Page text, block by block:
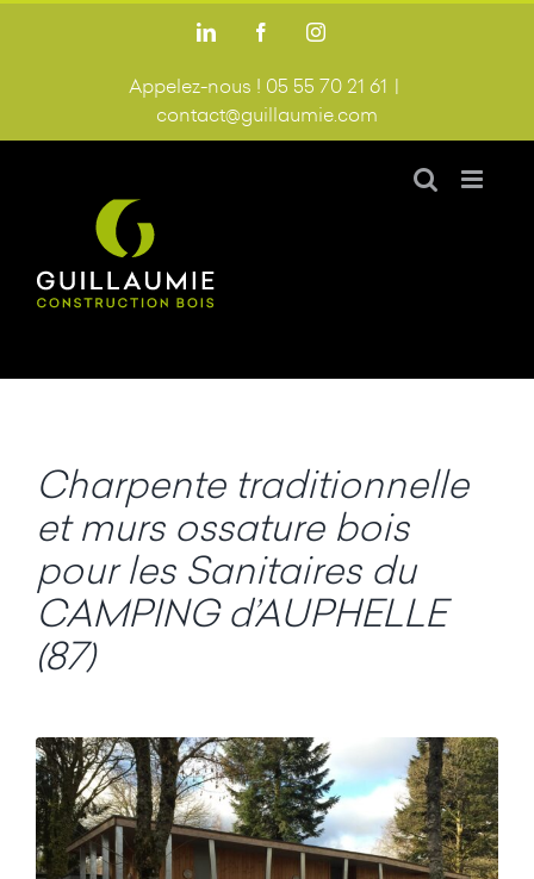
LinkedIn FacebookInstagram
Appelez-nous ! 05 55 70 21 61 |
contact@guillaumie.com
Charpente traditionnelle
et murs ossature bois
pour les Sanitaires du
CAMPING d’AUPHELLE
(87)